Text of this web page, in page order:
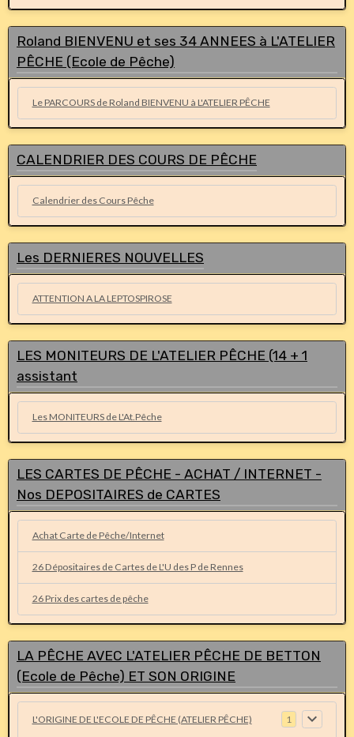
Roland BIENVENU et ses 34 ANNEES à L'ATELIER
PÊCHE (Ecole de Pêche)
Le PARCOURS de Roland BIENVENU à L'ATELIER PÊCHE
CALENDRIER DES COURS DE PÊCHE
Calendrier des Cours Pêche
Les DERNIERES NOUVELLES
ATTENTION A LA LEPTOSPIROSE
LES MONITEURS DE L'ATELIER PÊCHE (14 + 1
assistant
Les MONITEURS de L'At.Pêche
LES CARTES DE PÊCHE - ACHAT / INTERNET -
Nos DEPOSITAIRES de CARTES
Achat Carte de Pêche/Internet
26 Dépositaires de Cartes de L'U des P de Rennes
26 Prix des cartes de pêche
LA PÊCHE AVEC L'ATELIER PÊCHE DE BETTON
(Ecole de Pêche) ET SON ORIGINE
L'ORIGINE DE L'ECOLE DE PÊCHE (ATELIER PÊCHE) 1